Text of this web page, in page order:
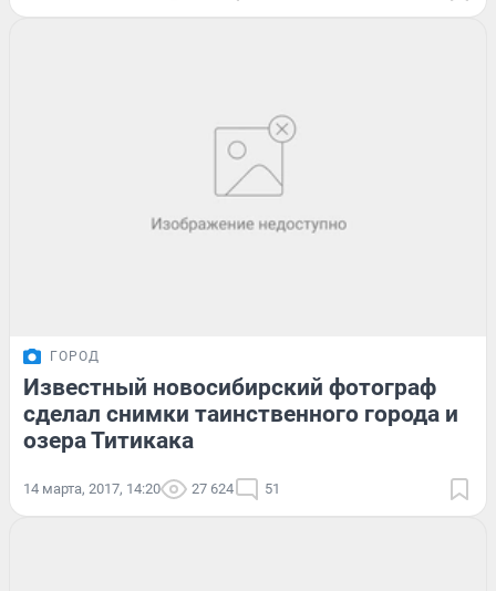
ГОРОД
Известный новосибирский фотограф
сделал снимки таинственного города и
озера Титикака
14 марта, 2017, 14:20 27 624 51